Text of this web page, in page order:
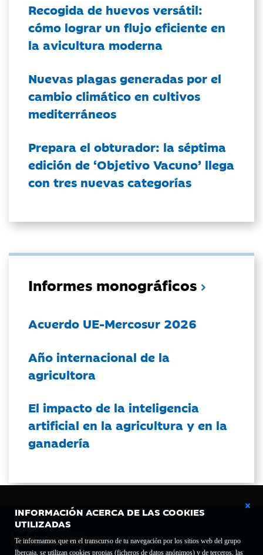
INFORMACIÓN ACERCA DE LAS COOKIES
UTILIZADAS
Te informamos que en el transcurso de tu navegación por los sitios web del grupo
Ibercaja, se utilizan cookies propias (ficheros de datos anónimos) y de terceros, las
Recogida de huevos versátil:
cómo lograr un flujo eficiente en
la avicultura moderna
Nuevas plagas generadas por el
cambio climático en cultivos
mediterráneos
Prepara el obturador: la séptima
edición de ‘Objetivo Vacuno’ llega
con tres nuevas categorías
Informes monográficos
Acuerdo UE-Mercosur 2026
Año internacional de la
agricultora
El impacto de la inteligencia
artificial en la agricultura y en la
ganadería